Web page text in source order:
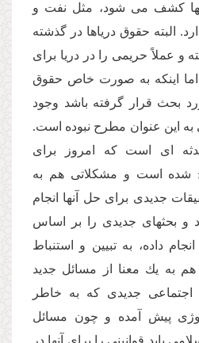
كشف مى شود، مثل نفت و
البته حقوق دریاها در گذشته
عملاً حریمى را در دریا براى
اما اینكه به صورت خاص حقوق
بحث قرار گرفته باشد وجود
این عنوان مطرح نبوده است.
اى است كه امروز براى
شده است و مشكلاتى هم به
جدیدى براى حل آنها انجام
و بحثهاى جدیدى را بر اساس
داده، به تبیین و استنباط
هم به یك معنا از مسائل جدید
جدیدى كه به خاطر
پیش آمده و چون مسائل
باید قوانینى را براى آنها در